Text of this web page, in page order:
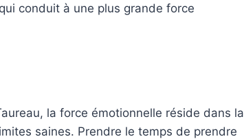
conduit à une plus grande force
la force émotionnelle réside dans la
saines. Prendre le temps de prendre